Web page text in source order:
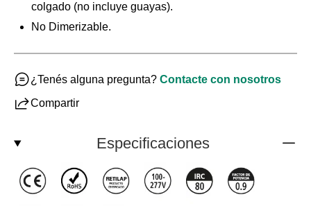
colgado (no incluye guayas).
No Dimerizable.
¿Tenés alguna pregunta? Contacte con nosotros
Compartir
Especificaciones